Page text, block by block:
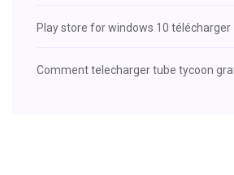
Play store for windows 10 télécharger
Comment telecharger tube tycoon